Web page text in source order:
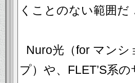
くことのない範囲だ
Nuro光（for マン
プ）や、FLET’S系